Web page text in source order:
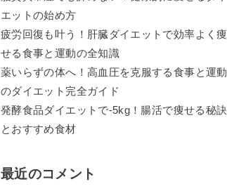
エットの始め方
疲労回復も叶う！肝臓ダイエットで効率よく痩
せる食事と運動の全知識
薬いらずの体へ！高血圧を克服する食事と運動
のダイエット完全ガイド
発酵食品ダイエットで-5kg！腸活で痩せる秘訣
とおすすめ食材
最近のコメント